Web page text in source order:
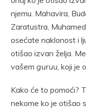
njemu. Mahavira,
Zaratustra,
osećate naklonost i
otišao izvan želja.
vašemguruu, koji je
Kako će to pomoći?
nekome ko je otišao